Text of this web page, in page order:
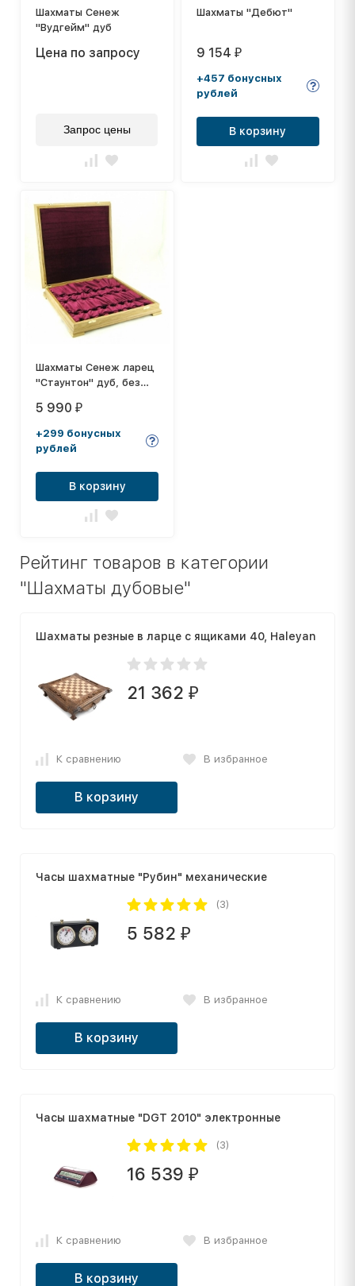
Шахматы Сенеж
"Вудгейм" дуб
Цена по запросу
Запрос цены
Шахматы "Дебют"
9 154₽
+457 бонусных
рублей
В корзину
Шахматы Сенеж ларец
"Стаунтон" дуб, без
5 990₽
+299 бонусных
рублей
В корзину
Рейтинг товаров в категории
"Шахматы дубовые"
Шахматы резные в ларце с ящиками 40, Haleyan
21 362 ₽
К сравнению В избранное
В корзину
Часы шахматные "Рубин" механические
(3)
5 582 ₽
К сравнению В избранное
В корзину
Часы шахматные "DGT 2010" электронные
(3)
16 539 ₽
К сравнению В избранное
В корзину